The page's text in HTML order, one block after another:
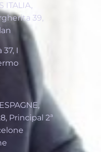
ITALIA,
39,
I
ESPAGNE,
Principal 2ª